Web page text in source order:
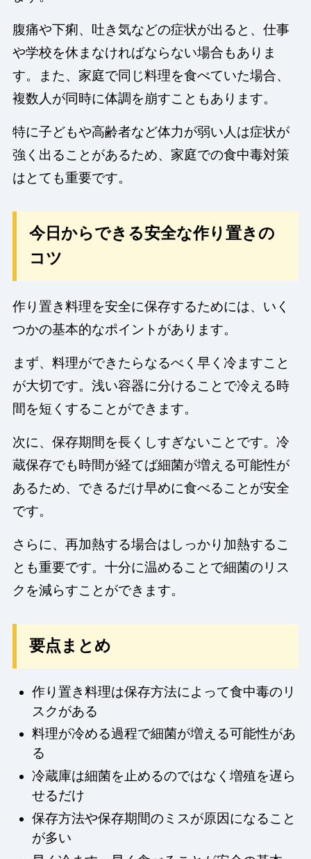
腹痛や下痢、吐き気などの症状が出ると、仕事
や学校を休まなければならない場合もありま
す。また、家庭で同じ料理を食べていた場合、
複数人が同時に体調を崩すこともあります。
特に子どもや高齢者など体力が弱い人は症状が
強く出ることがあるため、家庭での食中毒対策
はとても重要です。
今日からできる安全な作り置きの
コツ
作り置き料理を安全に保存するためには、いく
つかの基本的なポイントがあります。
まず、料理ができたらなるべく早く冷ますこと
が大切です。浅い容器に分けることで冷える時
間を短くすることができます。
次に、保存期間を長くしすぎないことです。冷
蔵保存でも時間が経てば細菌が増える可能性が
あるため、できるだけ早めに食べることが安全
です。
さらに、再加熱する場合はしっかり加熱するこ
とも重要です。十分に温めることで細菌のリス
クを減らすことができます。
要点まとめ
作り置き料理は保存方法によって食中毒のリ
スクがある
料理が冷める過程で細菌が増える可能性があ
る
冷蔵庫は細菌を止めるのではなく増殖を遅ら
せるだけ
保存方法や保存期間のミスが原因になること
が多い